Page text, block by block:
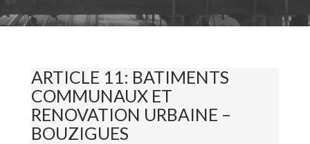
ARTICLE 11: BATIMENTS
COMMUNAUX ET
RENOVATION URBAINE –
BOUZIGUES